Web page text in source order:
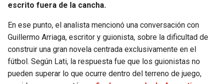
escrito fuera de la cancha.
En ese punto, el analista mencionó una conversación con
Guillermo Arriaga, escritor y guionista, sobre la dificultad de
construir una gran novela centrada exclusivamente en el
fútbol. Según Lati, la respuesta fue que los guionistas no
pueden superar lo que ocurre dentro del terreno de juego,